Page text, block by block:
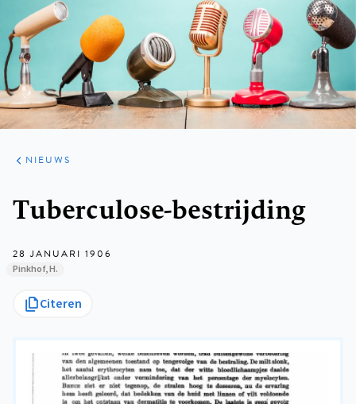
ARTIKELEN
HET
KORT
NIEUWS
Tuberculose-bestrijding
28 JANUARI 1906
Pinkhof, H.
Citeren